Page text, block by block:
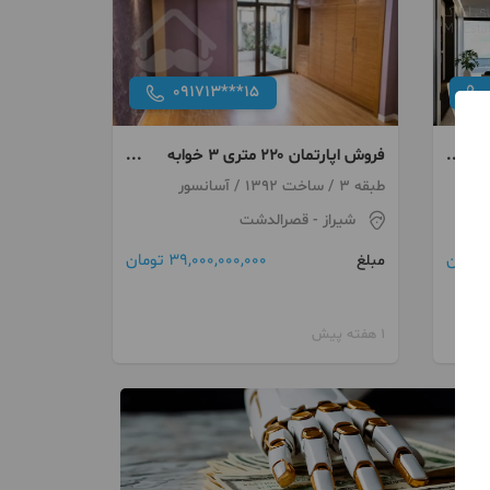
091713***15
فروش اپارتمان ۲۲۰ متری ۳ خوابه
قصرالدشت
طبقه 3 / ساخت 1392 / آسانسور
شیراز - قصرالدشت
مبلغ
39,000,000,000 تومان
1 هفته پیش